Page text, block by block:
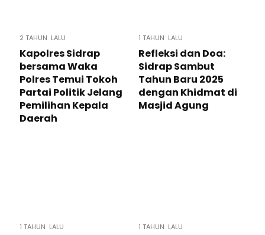
2 TAHUN LALU
Kapolres Sidrap
bersama Waka
Polres Temui Tokoh
Partai Politik Jelang
Pemilihan Kepala
Daerah
1 TAHUN LALU
Refleksi dan Doa:
Sidrap Sambut
Tahun Baru 2025
dengan Khidmat di
Masjid Agung
1 TAHUN LALU 1 TAHUN LALU